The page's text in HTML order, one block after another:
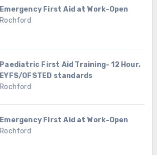
Emergency First Aid at Work-Open
Rochford
Paediatric First Aid Training- 12 Hour.
EYFS/OFSTED standards
Rochford
Emergency First Aid at Work-Open
Rochford